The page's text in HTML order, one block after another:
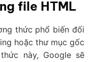
file HTML
thức phổ biến đối
hoặc thư mục gốc
này, Google sẽ